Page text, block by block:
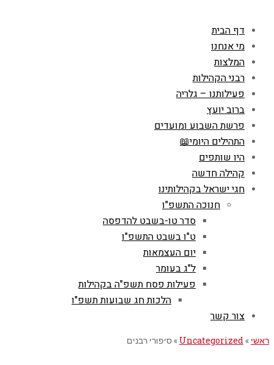
דף הבית
מי אנחנו
המלצות
רבני הקהילות
פעילותנו – גלריה
ברוב יועץ
פרשת השבוע ומועדים
התהילים היומי📖
היו שותפים
קהילה חדשה
חגי ישראל בקהילותינו
חנוכה התשפ"ו
סדר טו-בשבט להדפסה
ט"ו בשבט התשפ"ו
יום העצמאות
ל"ג בעומר
פעילות פסח תשפ"ה בקהילות
הלכות חג שבועות תשפ"ו
צור קשר
ראשי »
Uncategorized
»סיפורי רבנים